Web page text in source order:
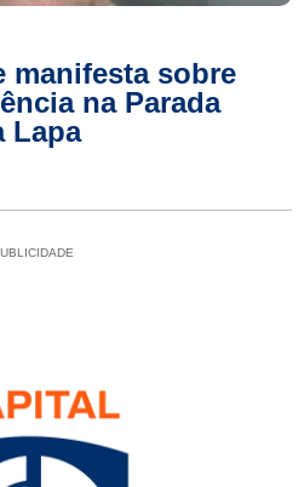
manifesta sobre
na Parada
Lapa